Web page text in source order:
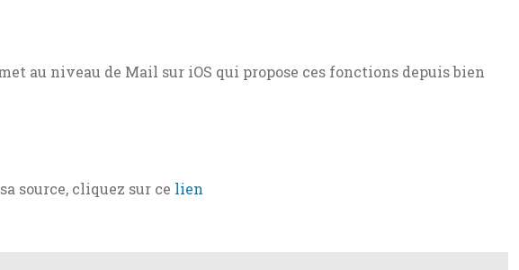
au niveau de Mail sur iOS qui propose ces fonctions depuis bien
source, cliquez sur ce lien